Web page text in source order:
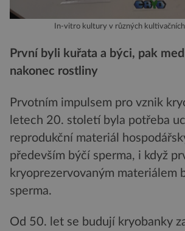
In-vitro kultury v různých kultivačních
První byli kuřata a býci, pak
nakonec rostliny
Prvotním impulsem pro vznik
letech 20. století byla potřeba
reprodukční materiál
především býčí sperma, i když
kryoprezervovaným materiálem
sperma.
Od 50. let se budují kryobanky